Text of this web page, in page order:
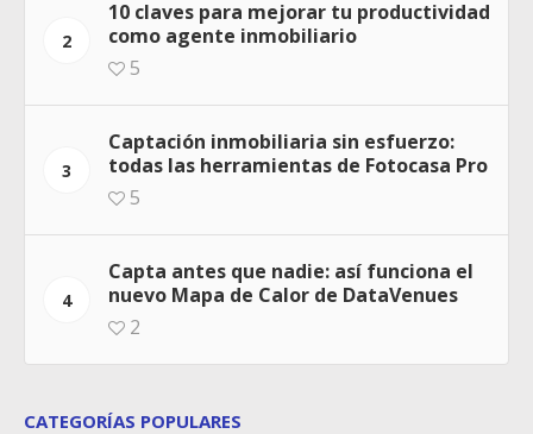
2
10 claves para mejorar tu productividad
como agente inmobiliario
5
3
Captación inmobiliaria sin esfuerzo:
todas las herramientas de Fotocasa Pro
5
4
Capta antes que nadie: así funciona el
nuevo Mapa de Calor de DataVenues
2
CATEGORÍAS POPULARES